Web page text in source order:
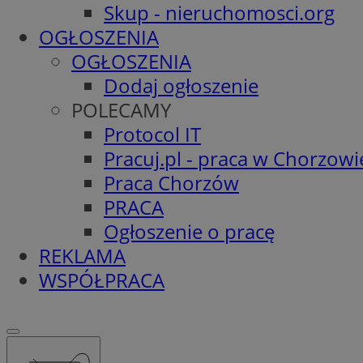
Skup - nieruchomosci.org
OGŁOSZENIA
OGŁOSZENIA
Dodaj ogłoszenie
POLECAMY
Protocol IT
Pracuj.pl - praca w
Praca Chorzów
PRACA
Ogłoszenie o pracę
REKLAMA
WSPÓŁPRACA